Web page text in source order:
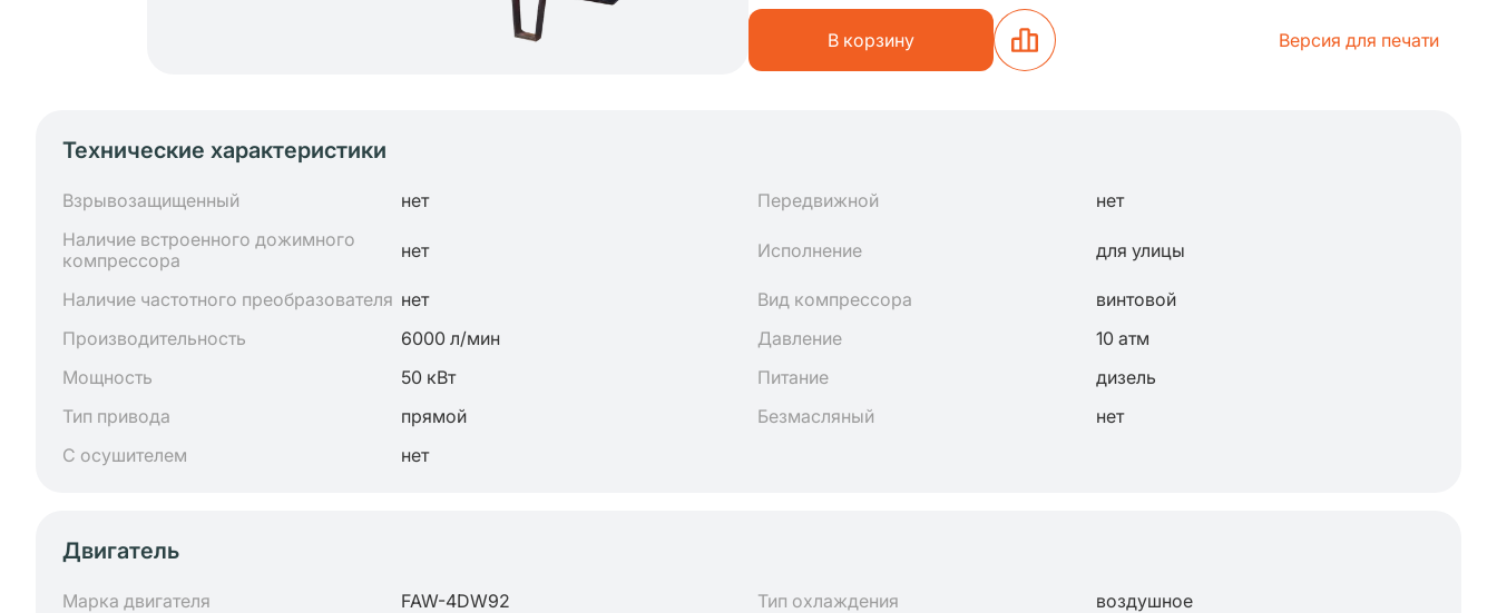
В корзину Версия для печати
Технические характеристики
Взрывозащищенный нет Передвижной
нет
Наличие встроенного дожимного
компрессора
нет Исполнение для улицы
Наличие частотного преобразователя нет Вид компрессора
винтовой
Производительность
6000 л/мин Давление
10 атм
Мощность
50 кВт Питание
дизель
Тип привода
прямой Безмасляный
нет
С осушителем
нет
Двигатель
Марка двигателя FAW-4DW92 Тип охлаждения
воздушное